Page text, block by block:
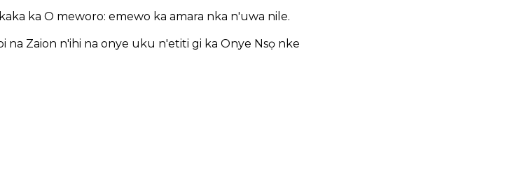
ka O meworo: emewo ka amara nka n'uwa nile.
na Zaion n'ihi na onye uku n'etiti gi ka Onye Nsọ nke